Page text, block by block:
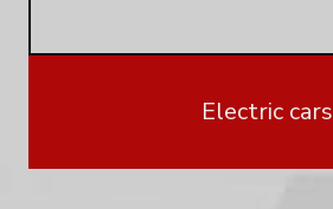
Electric cars